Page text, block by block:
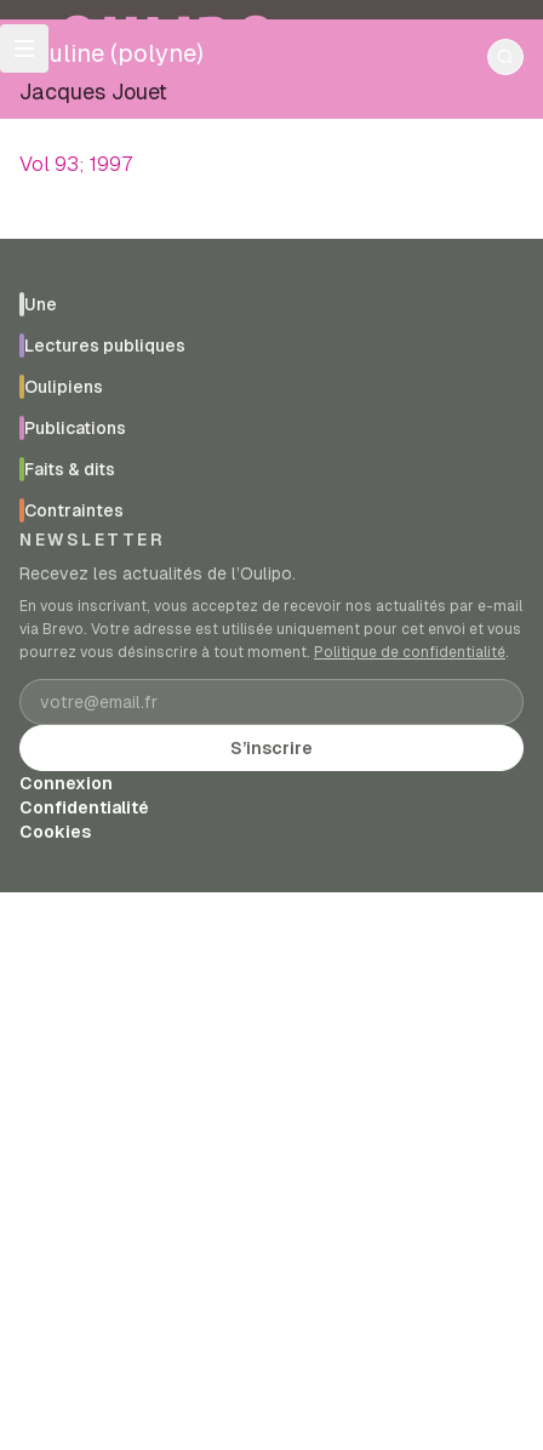
OULIPO
Pauline (polyne)
Jacques Jouet
Vol 93; 1997
Une
Lectures publiques
Oulipiens
Publications
Faits & dits
Contraintes
NEWSLETTER
Recevez les actualités de l’Oulipo.
En vous inscrivant, vous acceptez de recevoir nos actualités par e-mail
via Brevo. Votre adresse est utilisée uniquement pour cet envoi et vous
pourrez vous désinscrire à tout moment. Politique de confidentialité.
Adresse e-mail
S’inscrire
Connexion
Confidentialité
Cookies